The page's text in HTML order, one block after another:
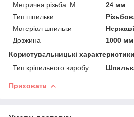
Метрична різьба, М
24 мм
Тип шпильки
Матеріал шпильки
Довжина
1000 мм
Користувальницькі характеристики
Тип кріпильного виробу
Приховати